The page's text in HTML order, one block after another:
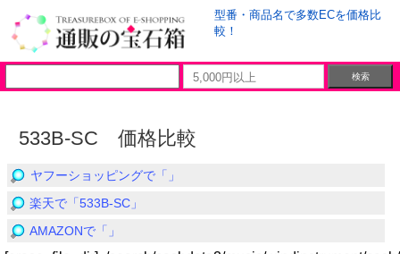
型番・商品名で多数ECを価格比
較！
533B-SC 価格比較
ヤフーショッピングで「」
楽天で「533B-SC」
AMAZONで「」